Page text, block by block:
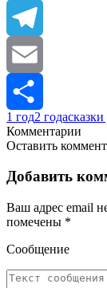
Viber
Telegram
Email
Отправить
1 год2 годасказки
Комментарии
Оставить
Добавить
Ваш адрес email
помечены *
Сообщение